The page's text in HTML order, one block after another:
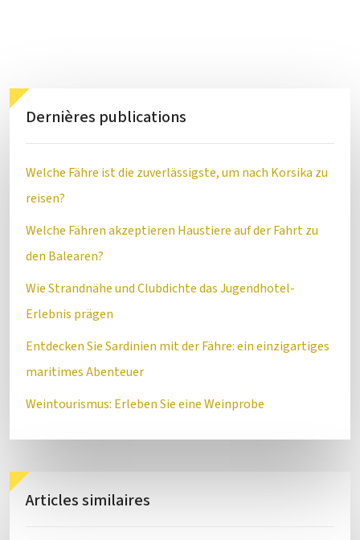
Dernières publications
Welche Fähre ist die zuverlässigste, um nach Korsika zu
reisen?
Welche Fähren akzeptieren Haustiere auf der Fahrt zu
den Balearen?
Wie Strandnähe und Clubdichte das Jugendhotel-
Erlebnis prägen
Entdecken Sie Sardinien mit der Fähre: ein einzigartiges
maritimes Abenteuer
Weintourismus: Erleben Sie eine Weinprobe
Articles similaires